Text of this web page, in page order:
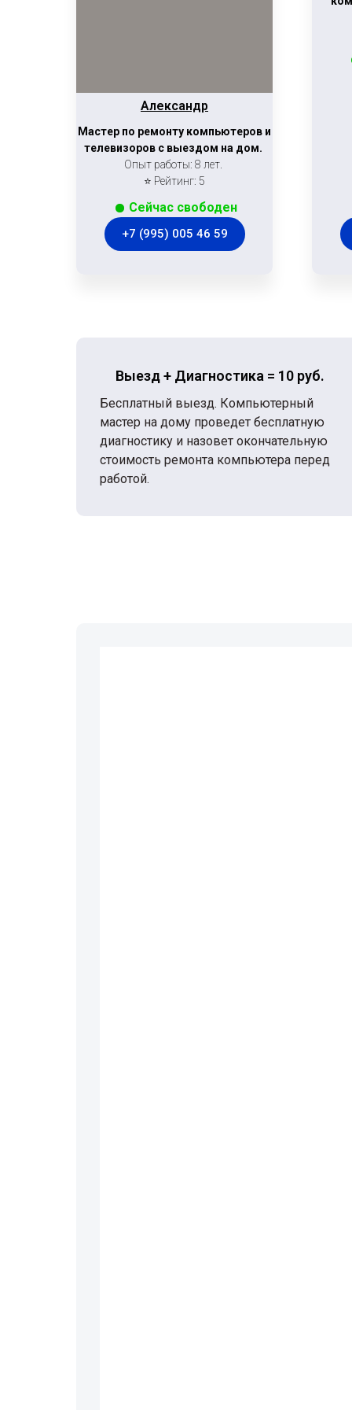
Александр
Мастер по ремонту компьютеров и
телевизоров с выездом на дом.
Опыт работы: 8 лет.
⭐ Рейтинг: 5
Сейчас свободен
+7 (995) 005 46 59
Выезд + Диагностика = 10 руб.
Бесплатный выезд. Компьютерный
мастер на дому проведет бесплатную
диагностику и назовет окончательную
стоимость ремонта компьютера перед
работой.